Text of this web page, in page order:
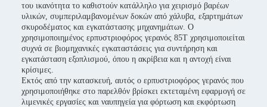
του ικανότητα το καθιστούν κατάλληλο για χειρισμό βαρέων
υλικών, συμπεριλαμβανομένων δοκών από χάλυβα, εξαρτημάτων
σκυροδέματος και εγκατάστασης μηχανημάτων. Ο
χρησιμοποιημένος ερπυστριοφόρος γερανός 85T χρησιμοποιείται
συχνά σε βιομηχανικές εγκαταστάσεις για συντήρηση και
εγκατάσταση εξοπλισμού, όπου η ακρίβεια και η αντοχή είναι
κρίσιμες.
Εκτός από την κατασκευή, αυτός ο ερπυστριοφόρος γερανός που
χρησιμοποιήθηκε στο παρελθόν βρίσκει εκτεταμένη εφαρμογή σε
λιμενικές εργασίες και ναυπηγεία για φόρτωση και εκφόρτωση